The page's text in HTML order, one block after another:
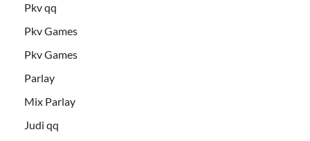
Pkv qq
Pkv Games
Pkv Games
Parlay
Mix Parlay
Judi qq